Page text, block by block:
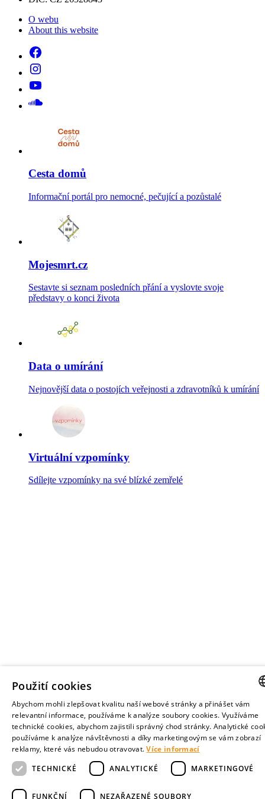
O webu
About this website
Cesta domů
Informační portál pro nemocné, pečující a pozůstalé
Mojesmrt.cz
Sestavte si seznam posledních přání a vyslovte svoje
představy o konci života
Data o umírání
Nejnovější data o postojích veřejnosti a zdravotníků k umírání
Virtuální vzpomínky
Sdílejte vzpomínky na své blízké zemřelé
Použití cookies
Abychom mohli zlepšovat kvalitu naší webové stránky a přinášet vám
relevantní informace, používáme k analýze soubory cookies. Využíváme
technické cookies, abychom zajistili správný chod stránky. Analytické
používáme k analýze návštěvnosti a díky marketingovým se vám zobrazí
reklamy, které vás nebudou otravovat.Více informací
TECHNICKÉ
ANALYTICKÉ MARKETINGOVÉ
FUNKČNÍ NEZAŘAZENÉ SOUBORY